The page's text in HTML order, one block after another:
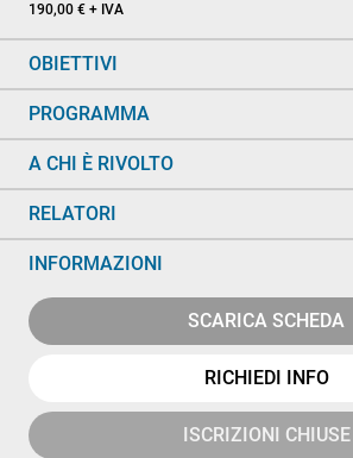
190,00 € + IVA
OBIETTIVI
PROGRAMMA
A CHI È RIVOLTO
RELATORI
INFORMAZIONI
SCARICA SCHEDA
RICHIEDI INFO
ISCRIZIONI CHIUSE